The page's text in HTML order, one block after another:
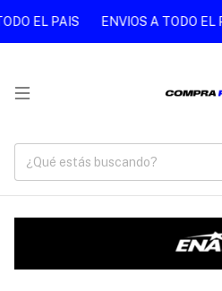
PAIS ENVIOS A TODO EL PAIS